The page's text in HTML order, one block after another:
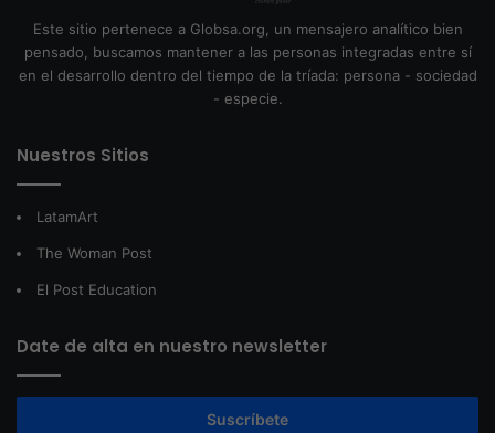
Este sitio pertenece a Globsa.org, un mensajero analítico bien
pensado, buscamos mantener a las personas integradas entre sí
en el desarrollo dentro del tiempo de la tríada: persona - sociedad
- especie.
Nuestros Sitios
LatamArt
The Woman Post
El Post Education
Date de alta en nuestro newsletter
Suscríbete